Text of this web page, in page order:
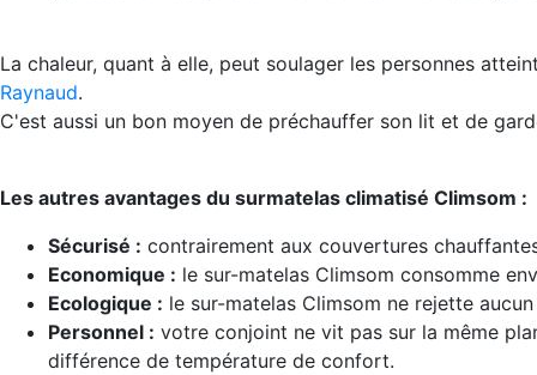
La chaleur, quant à elle, peut soulager les personnes
Raynaud.
C'est aussi un bon moyen de préchauffer son lit et de
Les autres avantages du surmatelas climatisé Climsom :
Sécurisé : contrairement aux couvertures
Economique : le sur-matelas Climsom consomme
Ecologique : le sur-matelas Climsom ne rejette
Personnel : votre conjoint ne vit pas sur la même
différence de température de confort.